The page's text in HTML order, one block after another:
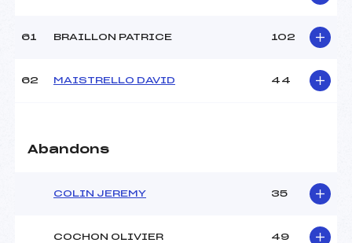
61 BRAILLON PATRICE 102
62 MAISTRELLO DAVID 44
Abandons
COLIN JEREMY 35
COCHON OLIVIER 49